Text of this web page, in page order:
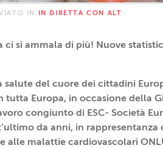
IN IN DIRETTA CON ALT
si ammala di più! Nuove
salute del cuore dei cittadini
Europa, in occasione della
congiunto di ESC- Società
da anni, in rappresentanza
alle malattie cardiovascolari